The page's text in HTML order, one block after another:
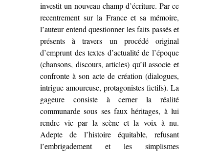
investit un nouveau champ d’écriture. Par ce
recentrement sur la France et sa mémoire,
l’auteur entend questionner les faits passés et
présents à travers un procédé original
d’emprunt des textes d’actualité de l’époque
(chansons, discours, articles) qu’il associe et
confronte à son acte de création (dialogues,
intrigue amoureuse, protagonistes fictifs). La
gageure consiste à cerner la réalité
communarde sous ses faux héritages, à lui
rendre vie par la scène et la voix à nu.
Adepte de l’histoire équitable, refusant
l’embrigadement et les simplismes